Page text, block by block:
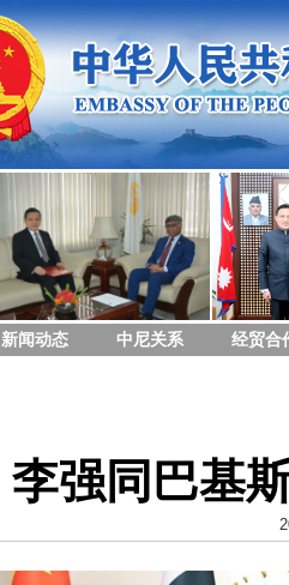
新闻动态 中尼关系 经贸合
李强同巴基